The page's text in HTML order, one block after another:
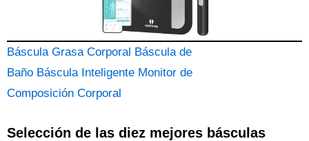
Báscula Grasa Corporal Báscula de
Baño Báscula Inteligente Monitor de
Composición Corporal
Selección de las diez mejores básculas